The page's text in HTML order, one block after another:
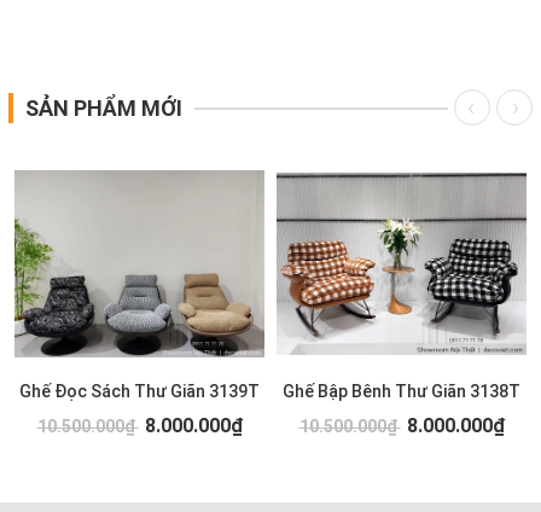
SẢN PHẨM MỚI
Ghế Đọc Sách Thư Giãn 3139T
10.500.000₫ 8.000.000₫
Ghế Bập Bênh Thư Giãn 3138T
10.500.000₫ 8.000.000₫